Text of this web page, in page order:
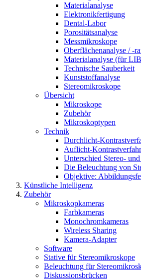
Materialanalyse
Elektronikfertigung
Dental-Labor
Porositätsanalyse
Messmikroskope
Oberflächenanalyse / -
Materialanalyse (für
Technische Sauberkeit
Kunststoffanalyse
Stereomikroskope
Übersicht
Mikroskope
Zubehör
Mikroskoptypen
Technik
Durchlicht-
Auflicht-
Unterschied Stereo-
Die Beleuchtung von
Objektive:
Künstliche Intelligenz
Zubehör
Mikroskopkameras
Farbkameras
Monochromkameras
Wireless Sharing
Kamera-Adapter
Software
Stative für Stereomikroskope
Beleuchtung für
Diskussionsbrücken